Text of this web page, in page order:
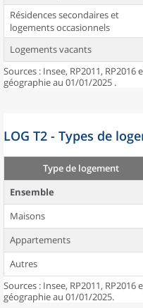
Résidences secondaires et
logements occasionnels
Logements vacants
Sources : Insee, RP2011,
géographie au 01/01/2025 .
LOG T2 - Types de
Type de logement
Ensemble
Maisons
Appartements
Autres
Sources : Insee, RP2011,
géographie au 01/01/2025.